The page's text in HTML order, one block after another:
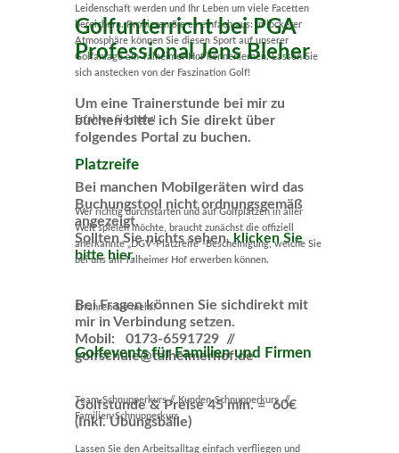
Golfunterricht bei PGA
Professional Jens Bleher
Um eine Trainerstunde bei mir zu
buchen bitte ich Sie direkt über
folgendes Portal zu buchen.
Bei manchen Mobilgeräten wird das
Buchungstool nicht ordnungsgemäß
angezeigt.
Sollten Sie nichts sehen, klicken Sie
bitte hier.
Bei Fragen können Sie sichdirekt mit
mir in Verbindung setzen.
Mobil: 0173-6591729 //
golfschule@talheimerhof.de
Golfstunde & Preise 45 min. = 60€
(Inkl. Übungsbälle)
Leidenschaft werden und Ihr Leben um viele Facetten
bereichern. Probieren Sie es einfach aus: In lockerer
Atmosphäre können Sie diesen Sport auf unserer
Golfanlage am Talheimer Hof kennenlernen. Lassen Sie
sich anstecken von der Faszination Golf!
Erfahren Sie mehr!
Platzreife
Wer richtig durchstarten und auf Golfplätzen in aller
Welt spielen möchte, braucht zunächst die offiziell
anerkannte „DGV-Platzreife“-Bescheinigung, welche Sie
bei uns am Talheimer Hof erwerben können.
Erfahren Sie mehr!
Golfevents für Familien und Firmen
Team-Schnupperkurs // Kunden-Schnupperkurs //
Familien-Schnupperkurs
Lassen Sie den Arbeitsalltag einfach verfliegen und